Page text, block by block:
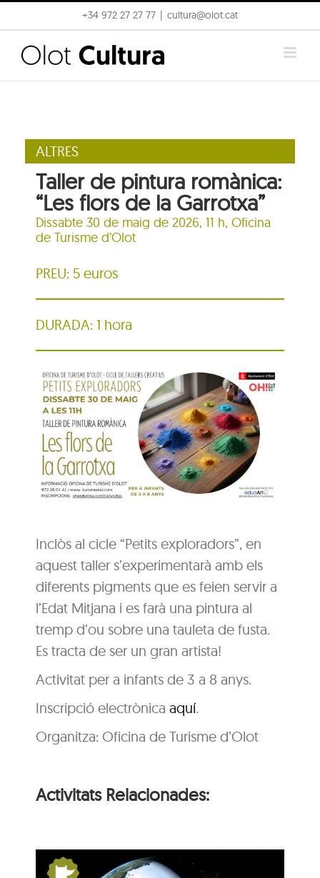
to
content
+34 972 27 27 77 cultura@olot.cat
ALTRES
Taller de pintura romànica:
“Les flors de la Garrotxa”
Dissabte 30 de maig de 2026, 11 h, Oficina
de Turisme d’Olot
PREU: 5 euros
DURADA: 1 hora
Inclòs al cicle “Petits exploradors”, en
aquest taller s’experimentarà amb els
diferents pigments que es feien servir a
l’Edat Mitjana i es farà una pintura al
tremp d’ou sobre una tauleta de fusta.
Es tracta de ser un gran artista!
Activitat per a infants de 3 a 8 anys.
Inscripció electrònica aquí.
Organitza: Oficina de Turisme d’Olot
Activitats Relacionades: